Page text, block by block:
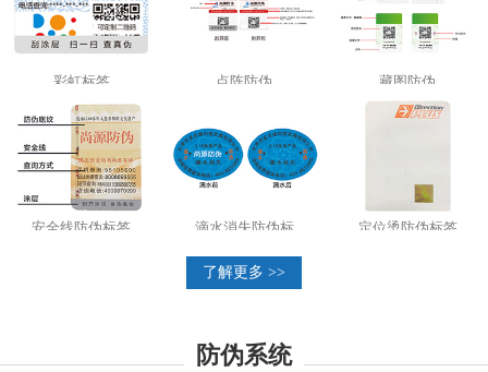
彩虹标签 点阵防伪 藏图防伪
安全线防伪标签 滴水消失防伪标 定位烫防伪标签
了解更多 >>
防伪系统